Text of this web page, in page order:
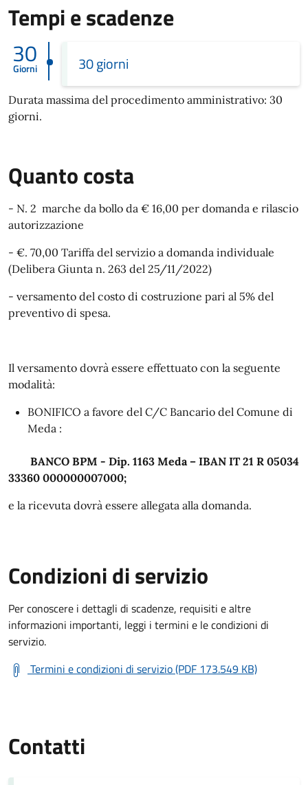
Tempi e scadenze
30
Giorni 30 giorni
Durata massima del procedimento amministrativo: 30
giorni.
Quanto costa
- N. 2 marche da bollo da € 16,00 per domanda e rilascio
autorizzazione
- €. 70,00 Tariffa del servizio a domanda individuale
(Delibera Giunta n. 263 del 25/11/2022)
- versamento del costo di costruzione pari al 5% del
preventivo di spesa.
Il versamento dovrà essere effettuato con la seguente
modalità:
BONIFICO a favore del C/C Bancario del Comune di
Meda :
BANCO BPM - Dip. 1163 Meda – IBAN IT 21 R 05034
33360 000000007000;
e la ricevuta dovrà essere allegata alla domanda.
Condizioni di servizio
Per conoscere i dettagli di scadenze, requisiti e altre
informazioni importanti, leggi i termini e le condizioni di
servizio.
Termini e condizioni di servizio (PDF 173.549 KB)
Contatti